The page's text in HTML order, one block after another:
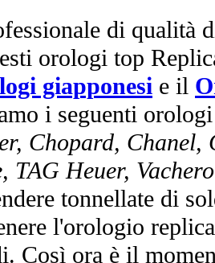
di qualità
orologi top
giapponesi e il
i seguenti
Chopard, Chanel,
TAG Heuer,
tonnellate di
l'orologio
Così ora è il